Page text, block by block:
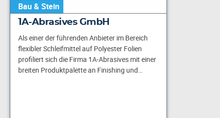
Bau & Stein
1A-Abrasives GmbH
Als einer der führenden Anbieter im Bereich
flexibler Schleifmittel auf Polyester Folien
profiliert sich die Firma 1A-Abrasives mit einer
breiten Produktpalette an Finishing und…